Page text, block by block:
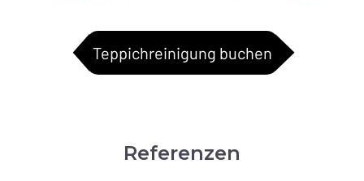
Teppichreinigung buchen
Referenzen